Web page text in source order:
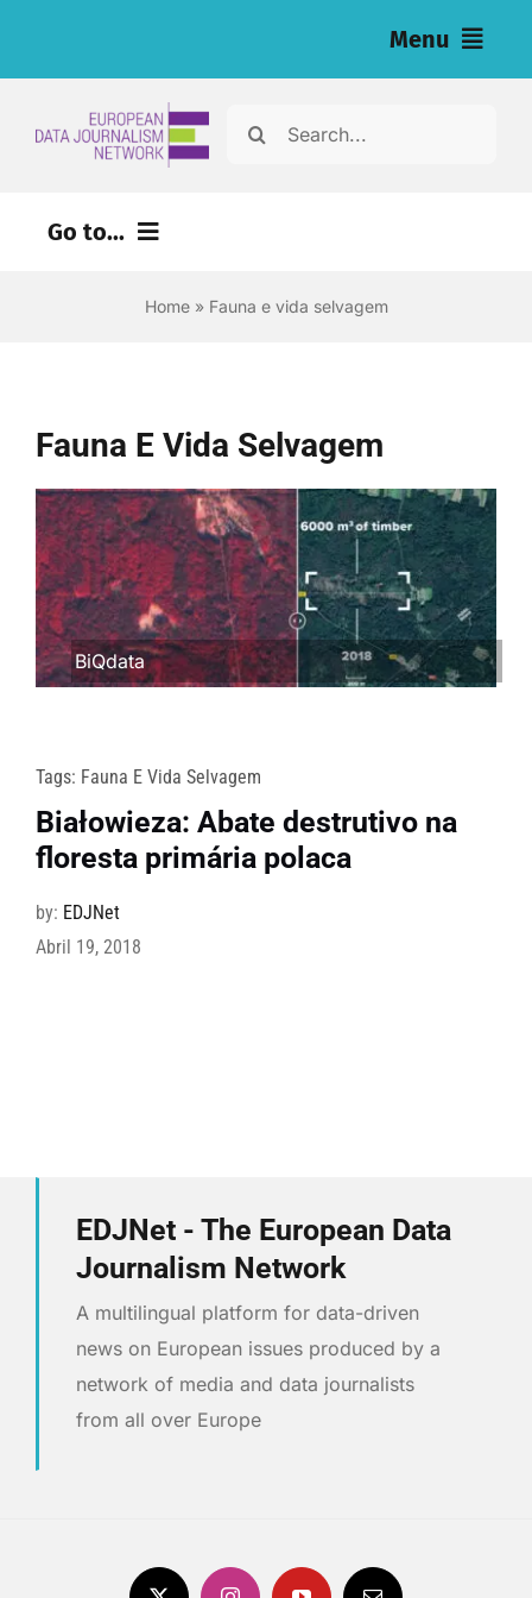
Menu
Recursos para jornalistas (eng)
Português
Search
Go to...
Home» Fauna e vida selvagem
Fauna E Vida Selvagem
BiQdata
Tags: Fauna E Vida Selvagem
Białowieza: Abate destrutivo na
floresta primária polaca
by: EDJNet
Abril 19, 2018
EDJNet - The European Data
Journalism Network
A multilingual platform for data-driven
news on European issues produced by a
network of media and data journalists
from all over Europe